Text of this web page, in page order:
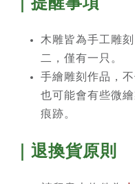
木雕皆為手工雕
二，僅有一只。
手繪雕刻作品，
也可能會有些微
痕跡。
｜退換貨原則